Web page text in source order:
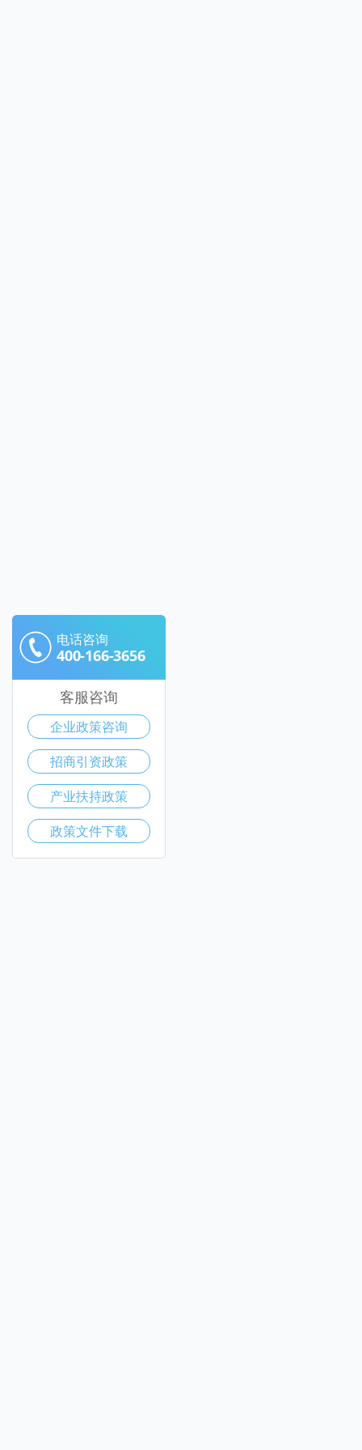
电话咨询
400-166-3656
客服咨询
企业政策咨询
招商引资政策
产业扶持政策
政策文件下载